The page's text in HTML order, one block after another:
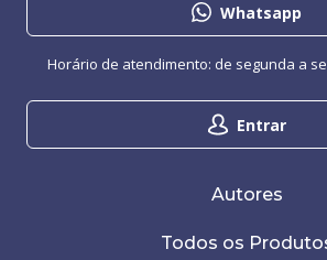
Whatsapp
Entrar
Horário de atendimento: de segunda a
Autores
Todos os